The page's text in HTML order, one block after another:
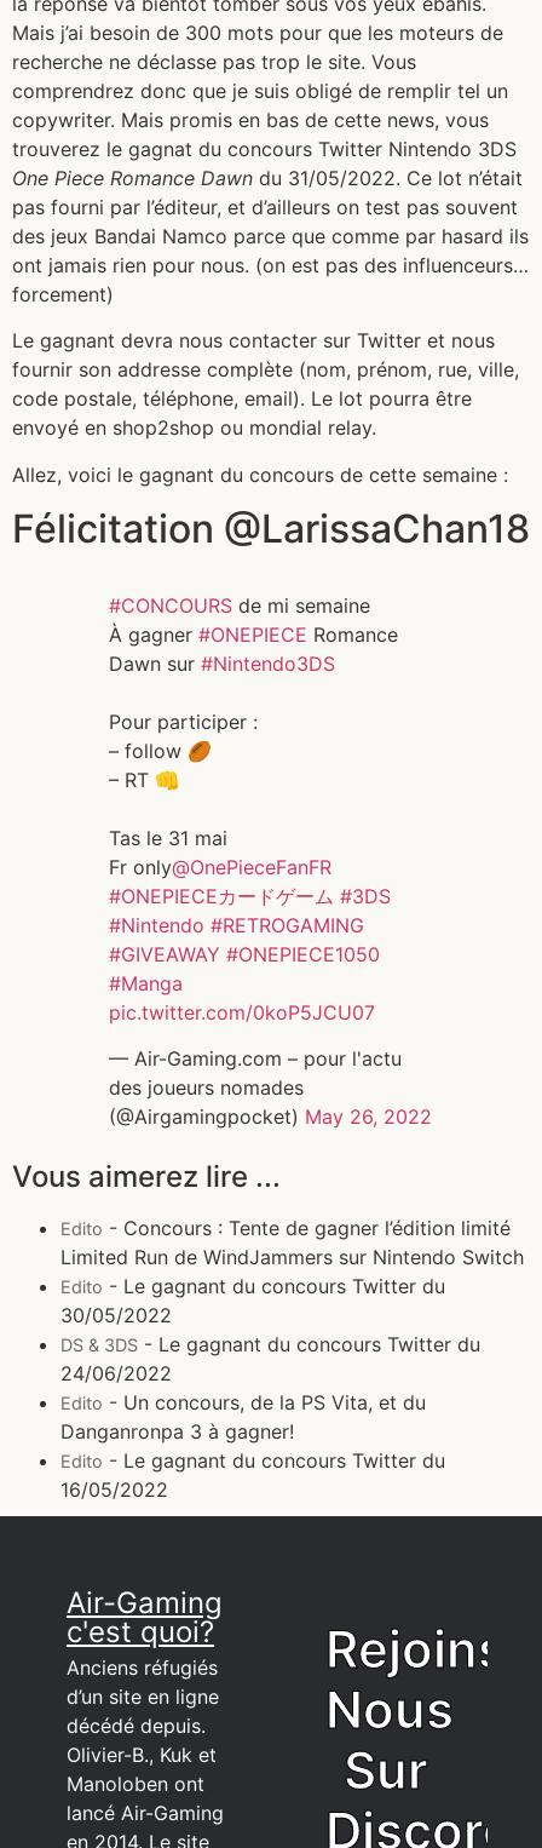
Mais j’ai besoin de 300 mots pour que les moteurs de
recherche ne déclasse pas trop le site. Vous
comprendrez donc que je suis obligé de remplir tel un
copywriter. Mais promis en bas de cette news, vous
trouverez le gagnat du concours Twitter Nintendo 3DS
One Piece Romance Dawn du 31/05/2022. Ce lot n’était
pas fourni par l’éditeur, et d’ailleurs on test pas souvent
des jeux Bandai Namco parce que comme par hasard ils
ont jamais rien pour nous. (on est pas des influenceurs…
forcement)
Le gagnant devra nous contacter sur Twitter et nous
fournir son addresse complète (nom, prénom, rue, ville,
code postale, téléphone, email). Le lot pourra être
envoyé en shop2shop ou mondial relay.
Allez, voici le gagnant du concours de cette semaine :
Félicitation @LarissaChan18
#CONCOURS de mi semaine
À gagner #ONEPIECE Romance
Dawn sur #Nintendo3DS
Pour participer :
– follow 🏉
– RT 👊
Tas le 31 mai
Fr only@OnePieceFanFR
#ONEPIECEカードゲーム #3DS
#Nintendo #RETROGAMING
#GIVEAWAY #ONEPIECE1050
#Manga
pic.twitter.com/0koP5JCU07
— Air-Gaming.com – pour l'actu
des joueurs nomades
(@Airgamingpocket) May 26, 2022
Vous aimerez lire ...
Edito - Concours : Tente de gagner l’édition limité
Limited Run de WindJammers sur Nintendo Switch
Edito - Le gagnant du concours Twitter du
30/05/2022
DS & 3DS - Le gagnant du concours Twitter du
24/06/2022
Edito - Un concours, de la PS Vita, et du
Danganronpa 3 à gagner!
Edito - Le gagnant du concours Twitter du
16/05/2022
Air-Gaming
c'est quoi?
Anciens réfugiés
d’un site en ligne
décédé depuis.
Olivier-B., Kuk et
Manoloben ont
lancé Air-Gaming
en 2014. Le site
Rejoins
Nous
Sur
Discord